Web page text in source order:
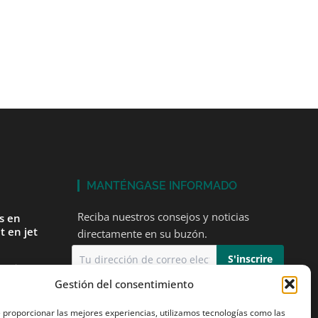
Gestión del consentimiento
proporcionar las mejores experiencias, utilizamos tecnologías como las
en
en jet
MANTÉNGASE INFORMADO
Reciba nuestros consejos y noticias
directamente en su buzón.
Aceptola política de privacidad